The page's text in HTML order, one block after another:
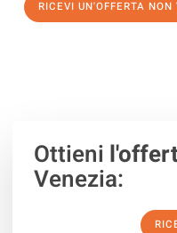
RICEVI UN'OFFERTA
Ottieni
Venezia: